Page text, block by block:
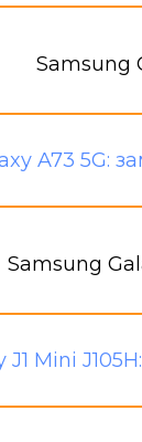
Samsung
Samsung